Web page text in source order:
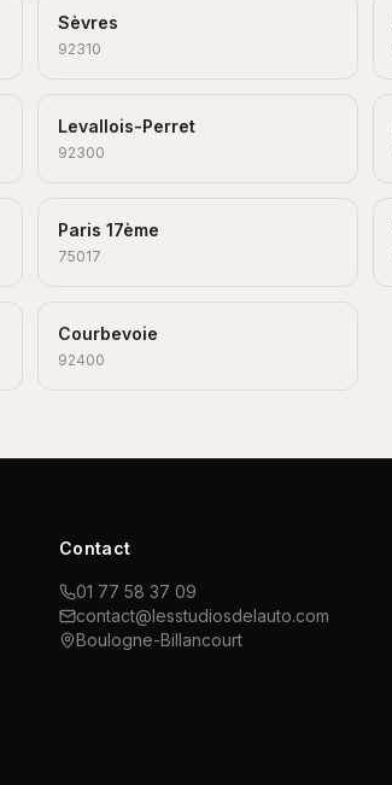
Sèvres
92310
Levallois-Perret
92300
Paris 17ème
75017
Courbevoie
92400
Contact
01 77 58 37 09
contact@lesstudiosdelauto.com
Boulogne-Billancourt